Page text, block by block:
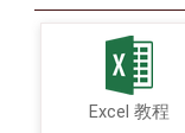
Excel 教程